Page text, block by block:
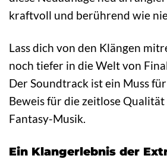
kraftvoll und berührend wie
Lass dich von den Klängen
noch tiefer in die Welt von
Der Soundtrack ist ein Muss
Beweis für die zeitlose
Fantasy-Musik.
Ein Klangerlebnis der